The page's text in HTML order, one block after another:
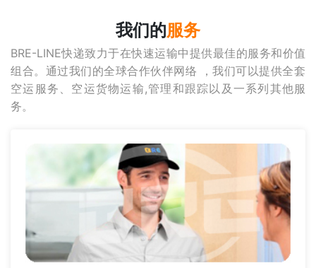
我们的服务
BRE-LINE快递致力于在快速运输中提供最佳的服务和价值
组合。通过我们的全球合作伙伴网络 ，我们可以提供全套
空运服务、空运货物运输,管理和跟踪以及一系列其他服
务。